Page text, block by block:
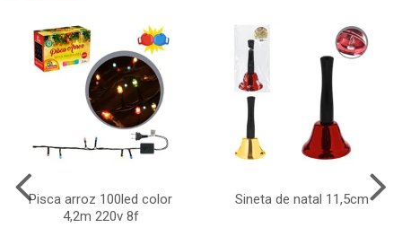
Pisca arroz 100led color
4,2m 220v 8f
Sineta de natal 11,5cm